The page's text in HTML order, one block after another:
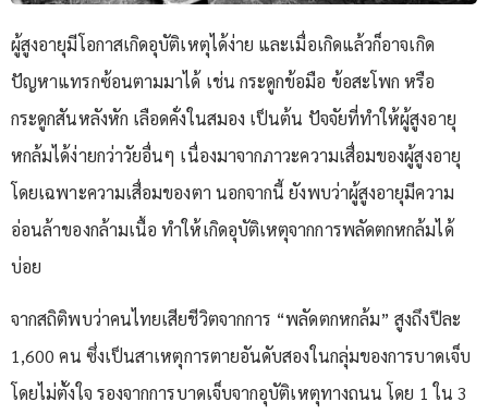
ผู้สูงอายุมีโอกาสเกิดอุบัติเหตุได้ง่าย และเมื่อเกิดแล้วก็อาจเกิด
ปัญหาแทรกซ้อนตามมาได้ เช่น กระดูกข้อมือ ข้อสะโพก หรือ
กระดูกสันหลังหัก เลือดคั่งในสมอง เป็นต้น ปัจจัยที่ทำให้ผู้สูงอายุ
หกล้มได้ง่ายกว่าวัยอื่นๆ เนื่องมาจากภาวะความเสื่อมของผู้สูงอายุ
โดยเฉพาะความเสื่อมของตา นอกจากนี้ ยังพบว่าผู้สูงอายุมีความ
อ่อนล้าของกล้ามเนื้อ ทำให้เกิดอุบัติเหตุจากการพลัดตกหกล้มได้
บ่อย
จากสถิติพบว่าคนไทยเสียชีวิตจากการ “พลัดตกหกล้ม” สูงถึงปีละ
1,600 คน ซึ่งเป็นสาเหตุการตายอันดับสองในกลุ่มของการบาดเจ็บ
โดยไม่ตั้งใจ รองจากการบาดเจ็บจากอุบัติเหตุทางถนน โดย 1 ใน 3